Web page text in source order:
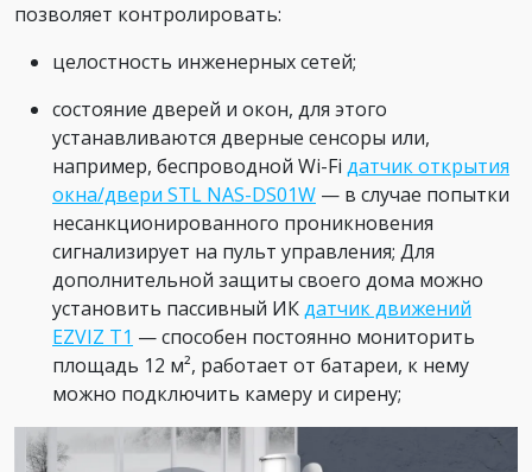
позволяет контролировать:
целостность инженерных сетей;
состояние дверей и окон, для этого
устанавливаются дверные сенсоры или,
например, беспроводной Wi-Fi датчик открытия
окна/двери STL NAS-DS01W — в случае попытки
несанкционированного проникновения
сигнализирует на пульт управления; Для
дополнительной защиты своего дома можно
установить пассивный ИКдатчик движений
EZVIZ T1 — способен постоянно мониторить
площадь 12 м², работает от батареи, к нему
можно подключить камеру и сирену;